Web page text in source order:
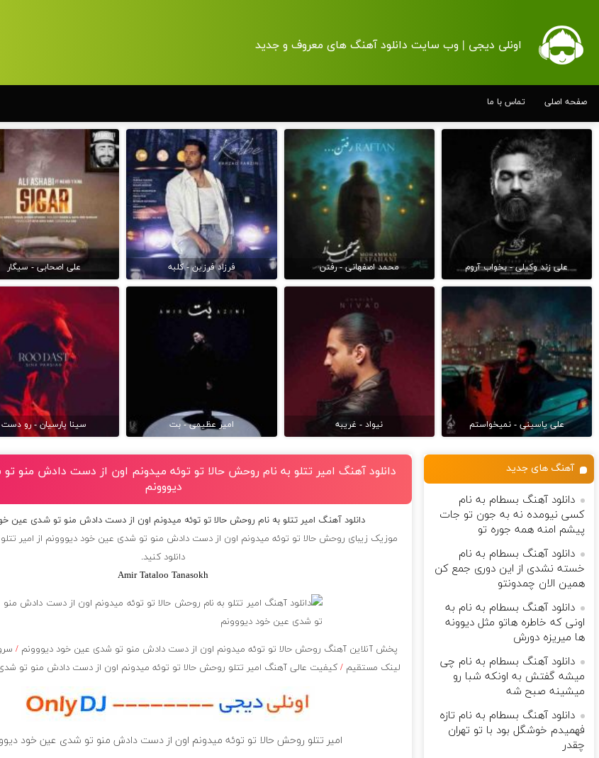
اونلی دیجی | وب سایت دانلود آهنگ های معروف و جدید
صفحه اصلی تماس با ما
علی زند وکیلی - بخواب آروم محمد اصفهانی - رفتن فرزاد فرزین - کلبه علی اصحابی - سیگار
علی یاسینی - نمیخواستم نیواد - غریبه امیر عظیمی - بت سینا پارسیان - رو دست
دانلود آهنگ امیر تتلو به نام روحش حالا تو توئه میدونم اون از دست دادش منو
دیووونم
دانلود آهنگ امیر تتلو به نام روحش حالا تو توئه میدونم اون از دست دادش منو تو شدی عین
موزیک زیبای روحش حالا تو توئه میدونم اون از دست دادش منو تو شدی عین خود دیووونم از امیر تتلو
دانلود کنید.
Amir Tataloo Tanasokh
پخش آنلاین آهنگ روحش حالا تو توئه میدونم اون از دست دادش منو تو شدی عین خود دیووونم /
لینک مستقیم /کیفیت عالی آهنگ امیر تتلو روحش حالا تو توئه میدونم اون از دست دادش منو تو
امیر تتلو روحش حالا تو توئه میدونم اون از دست دادش منو تو شدی عین خود
آهنگ های جدید
دانلود آهنگ بسطام به نام
کسی نیومده نه به جون تو جات
پیشم امنه همه جوره تو
دانلود آهنگ بسطام به نام
خسته نشدی از این دوری جمع کن
همین الان چمدونتو
دانلود آهنگ بسطام به نام به
اونی که خاطره هاتو مثل دیوونه
ها میریزه دورش
دانلود آهنگ بسطام به نام چی
میشه گفتش به اونکه شبا رو
میشینه صبح شه
دانلود آهنگ بسطام به نام تازه
فهمیدم خوشگل بود با تو تهران
چقدر